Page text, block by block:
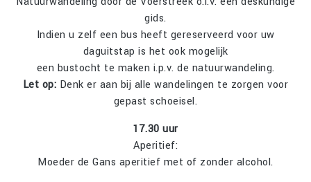
gids.
Indien u zelf een bus heeft gereserveerd voor uw
daguitstap is het ook mogelijk
een bustocht te maken i.p.v. de natuurwandeling.
Let op: Denk er aan bij alle wandelingen te zorgen voor
gepast schoeisel.
17.30 uur
Aperitief:
Moeder de Gans aperitief met of zonder alcohol.